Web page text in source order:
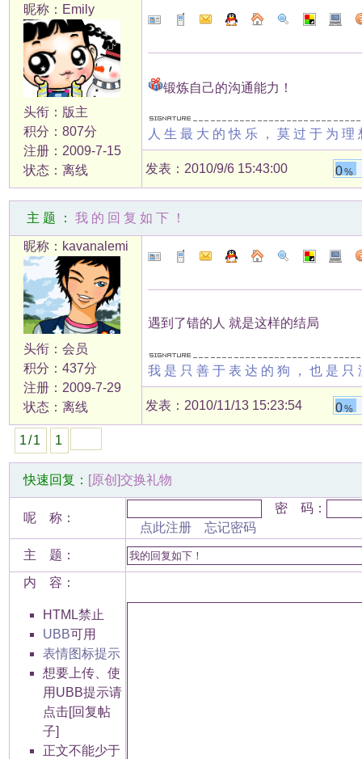
昵称：Emily
头衔：版主
积分：807分
注册：2009-7-15
状态：离线
锻炼自己的沟通能力！
人生最大的快乐，莫过于为
发表：2010/9/6 15:43:00 0%
主题： 我的回复如下！
昵称：kavanalemi
头衔：会员
积分：437分
注册：2009-7-29
状态：离线
遇到了错的人 就是这样的结局
我是只善于表达的狗，也是
发表：2010/11/13 15:23:54 0%
1/1 1
快速回复： [原创]交换礼物
呢 称：
密 码：
点此注册
忘记密码
主 题：
内 容：
HTML禁止
UBB可用
表情图标提示
想要上传、使
用UBB提示请
点击[回复帖
子]
正文不能少于